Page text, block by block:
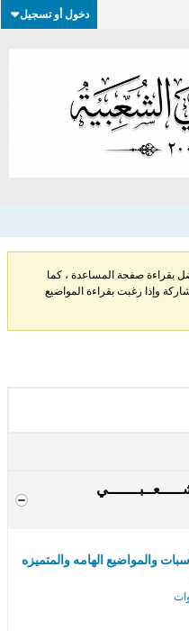
دخول أو تسجيل
بقراءة صفحة المساعدة ، كما
وإذا رغبت بقراءة المواضيع
والمواضيع الهامه والمتميزه